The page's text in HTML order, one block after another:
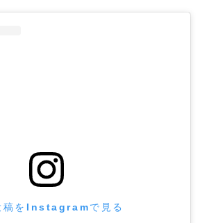
稿をInstagramで見る